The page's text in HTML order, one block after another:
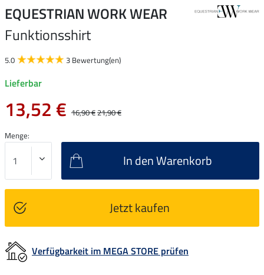
EQUESTRIAN WORK WEAR
Funktionsshirt
5.0 3 Bewertung(en)
Lieferbar
13,52 € 16,90 €21,90 €
Menge:
In den Warenkorb
Jetzt kaufen
Verfügbarkeit im MEGA STORE prüfen